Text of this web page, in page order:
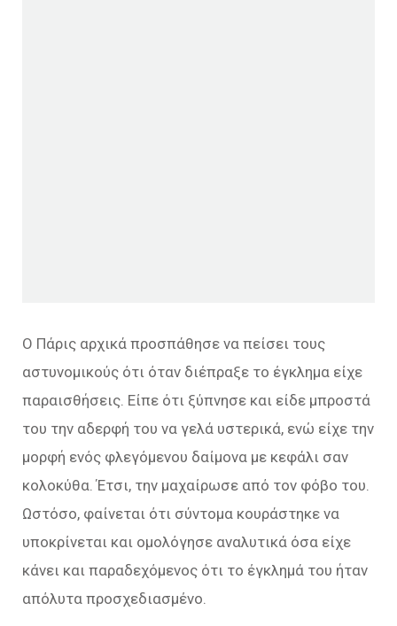
Ο Πάρις αρχικά προσπάθησε να πείσει τους
αστυνομικούς ότι όταν διέπραξε το έγκλημα είχε
παραισθήσεις. Είπε ότι ξύπνησε και είδε μπροστά
του την αδερφή του να γελά υστερικά, ενώ είχε την
μορφή ενός φλεγόμενου δαίμονα με κεφάλι σαν
κολοκύθα. Έτσι, την μαχαίρωσε από τον φόβο του.
Ωστόσο, φαίνεται ότι σύντομα κουράστηκε να
υποκρίνεται και ομολόγησε αναλυτικά όσα είχε
κάνει και παραδεχόμενος ότι το έγκλημά του ήταν
απόλυτα προσχεδιασμένο.